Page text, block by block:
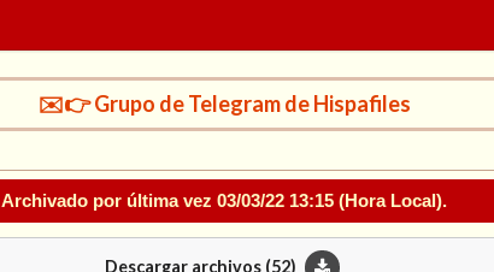
✉️👉 Grupo de Telegram de Hispafiles
Archivado por última vez 03/03/22 13:15 (Hora Local).
Descargar archivos (52)